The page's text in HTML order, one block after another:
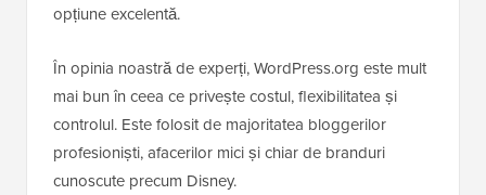
opțiune excelentă.
În opinia noastră de experți, WordPress.org este mult
mai bun în ceea ce privește costul, flexibilitatea și
controlul. Este folosit de majoritatea bloggerilor
profesioniști, afacerilor mici și chiar de branduri
cunoscute precum Disney.